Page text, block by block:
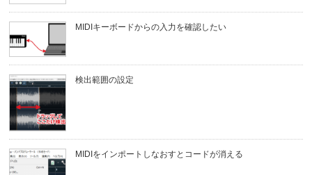
MIDIキーボードからの入力を確認したい
検出範囲の設定
MIDIをインポートしなおすとコードが消える